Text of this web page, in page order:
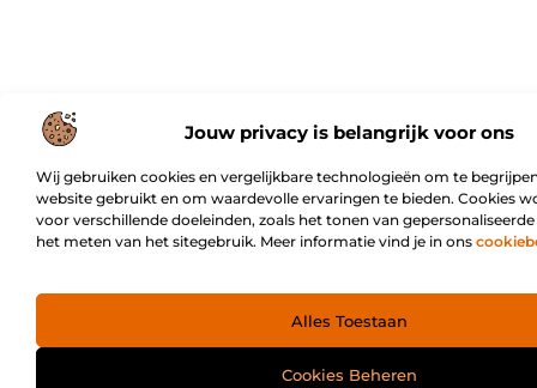
Jouw privacy is belangrijk voor ons
Wij gebruiken cookies en vergelijkbare technologieën om te
website gebruikt en om waardevolle ervaringen te bieden. Cookies
voor verschillende doeleinden, zoals het tonen van
het meten van het sitegebruik. Meer informatie vind je in ons
Alles Toestaan
Cookies Beheren